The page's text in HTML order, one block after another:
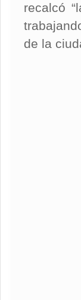
recalcó
de la